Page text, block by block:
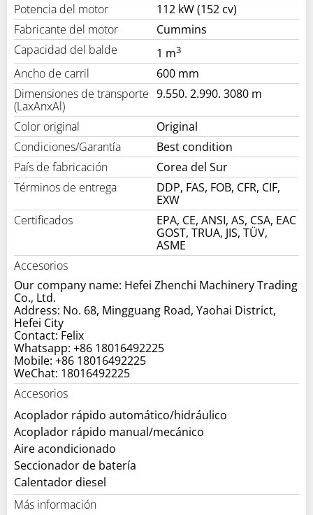
Potencia del motor
112 kW (152 cv)
Fabricante del motor
Cummins
Capacidad del balde
1 m3
Ancho de carril
600 mm
Dimensiones de transporte
(LaxAnxAl)
9.550. 2.990. 3080 m
Color original
Original
Condiciones/Garantía
Best condition
País de fabricación
Corea del Sur
Términos de entrega
DDP, FAS, FOB, CFR, CIF,
EXW
Certificados
EPA, CE, ANSI, AS, CSA, EAC
GOST, TRUA, JIS, TÜV,
ASME
Accesorios
Our company name: Hefei Zhenchi Machinery Trading
Co., Ltd.
Address: No. 68, Mingguang Road, Yaohai District,
Hefei City
Contact: Felix
Whatsapp: +86 18016492225
Mobile: +86 18016492225
WeChat: 18016492225
Accesorios
Acoplador rápido automático/hidráulico
Acoplador rápido manual/mecánico
Aire acondicionado
Seccionador de batería
Calentador diesel
Más información